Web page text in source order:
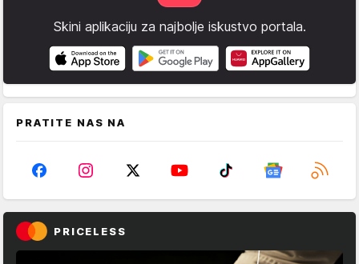
Skini aplikaciju za najbolje iskustvo portala.
PRATITE NAS NA
PRICELESS